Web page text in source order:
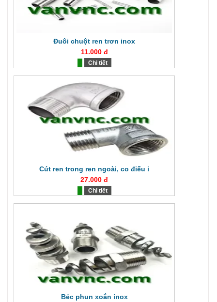
Đuôi chuột ren trơn inox
11.000 đ
Chi tiết
Cút ren trong ren ngoài, co điếu i
27.000 đ
Chi tiết
Béc phun xoắn inox